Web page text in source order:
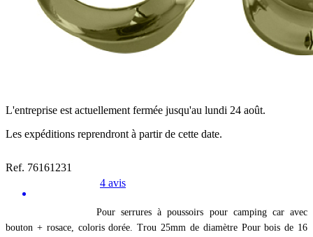
L'entreprise est actuellement fermée jusqu'au lundi 24 août.
Les expéditions reprendront à partir de cette date.
Ref. 76161231
4 avis
Pour serrures à poussoirs pour camping car avec
bouton + rosace, coloris dorée. Trou 25mm de diamètre Pour bois de 16